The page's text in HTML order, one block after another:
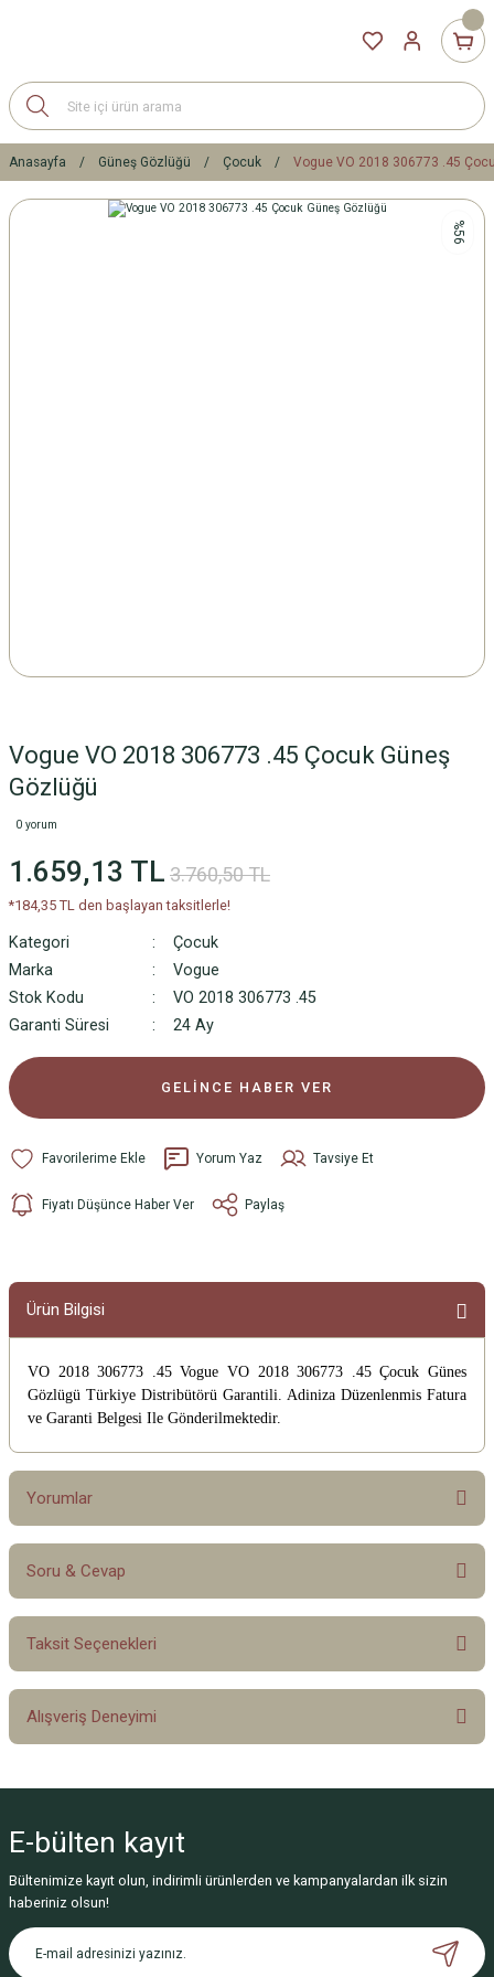
Anasayfa Güneş Gözlüğü Çocuk Vogue VO 2018 306773 .45
%56
Vogue VO 2018 306773 .45 Çocuk Güneş
Gözlüğü
0 yorum
1.659,13 TL 3.760,50 TL
*184,35 TL den başlayan taksitlerle!
Kategori
Çocuk
Marka
Vogue
Stok Kodu
VO 2018 306773 .45
Garanti Süresi
24 Ay
GELİNCE HABER VER
Yorum Yaz Tavsiye Et
Fiyatı Düşünce Haber Ver Paylaş
Ürün Bilgisi
VO 2018 306773 .45 Vogue VO 2018 306773 .45 Çocuk Günes
Gözlügü Türkiye Distribütörü Garantili. Adiniza Düzenlenmis Fatura
ve Garanti Belgesi Ile Gönderilmektedir.
Yorumlar
Bu ürüne ilk yorumu siz yapın!
Soru & Cevap
Ürün hakkında henüz soru sorulmamış.
Taksit Seçenekleri
Alışveriş Deneyimi
Deneyimini Paylaş
E-bülten kayıt
Bültenimize kayıt olun, indirimli ürünlerden ve kampanyalardan ilk sizin
haberiniz olsun!